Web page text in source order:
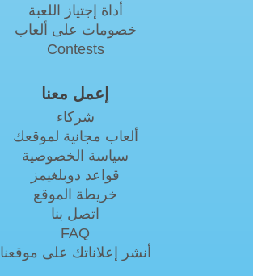
أداة إجتياز اللعبة
خصومات على ألعاب
Contests
إعمل معنا
شركاء
ألعاب مجانية لموقعك
سياسة الخصوصية
قواعد دوبلغيمز
خريطة الموقع
اتصل بنا
FAQ
أنشر إعلاناتك على موقعنا